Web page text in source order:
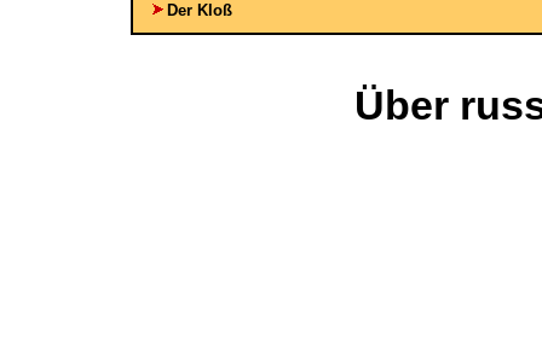
Der Kloß
Über